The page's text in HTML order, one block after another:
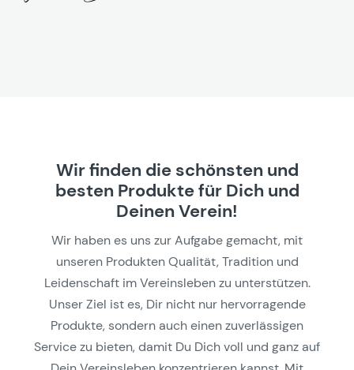
Wir finden die schönsten und
besten Produkte für Dich und
Deinen Verein!
Wir haben es uns zur Aufgabe gemacht, mit
unseren Produkten Qualität, Tradition und
Leidenschaft im Vereinsleben zu unterstützen.
Unser Ziel ist es, Dir nicht nur hervorragende
Produkte, sondern auch einen zuverlässigen
Service zu bieten, damit Du Dich voll und ganz auf